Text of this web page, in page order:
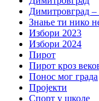
Димитровград –
Знање ти нико
Избори 2023
Избори 2024
Пирот
Пирот кроз
Понос мог града
Пројекти
Спорт у школе